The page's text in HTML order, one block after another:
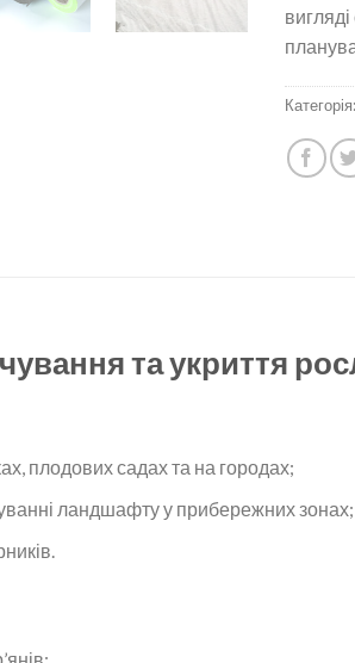
Категорія:
та укриття
плодових садах та на городах;
ландшафту у прибережних зонах;